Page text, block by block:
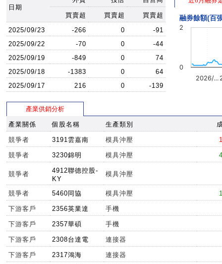
日期
買賣超 買賣超
買賣超
2025/09/23
-266 0
-91
2025/09/22
-70 0
-44
2025/09/19
-849 0
74
2025/09/18
-1383 0
64
2025/09/17
216 0 -139
融券餘額(百
2026/…
0
2
產業供銷分析
產業關係 個股名稱 生產類別
競爭者 3191雲嘉南 模具沖壓
競爭者 3230錦明 模具沖壓
競爭者
4912聯德控股-
KY
模具沖壓
競爭者 5460同協 模具沖壓
下游客戶 2356英業達 手機
下游客戶 2357華碩 手機
下游客戶 2308台達電 連接器
下游客戶 2317鴻海 連接器